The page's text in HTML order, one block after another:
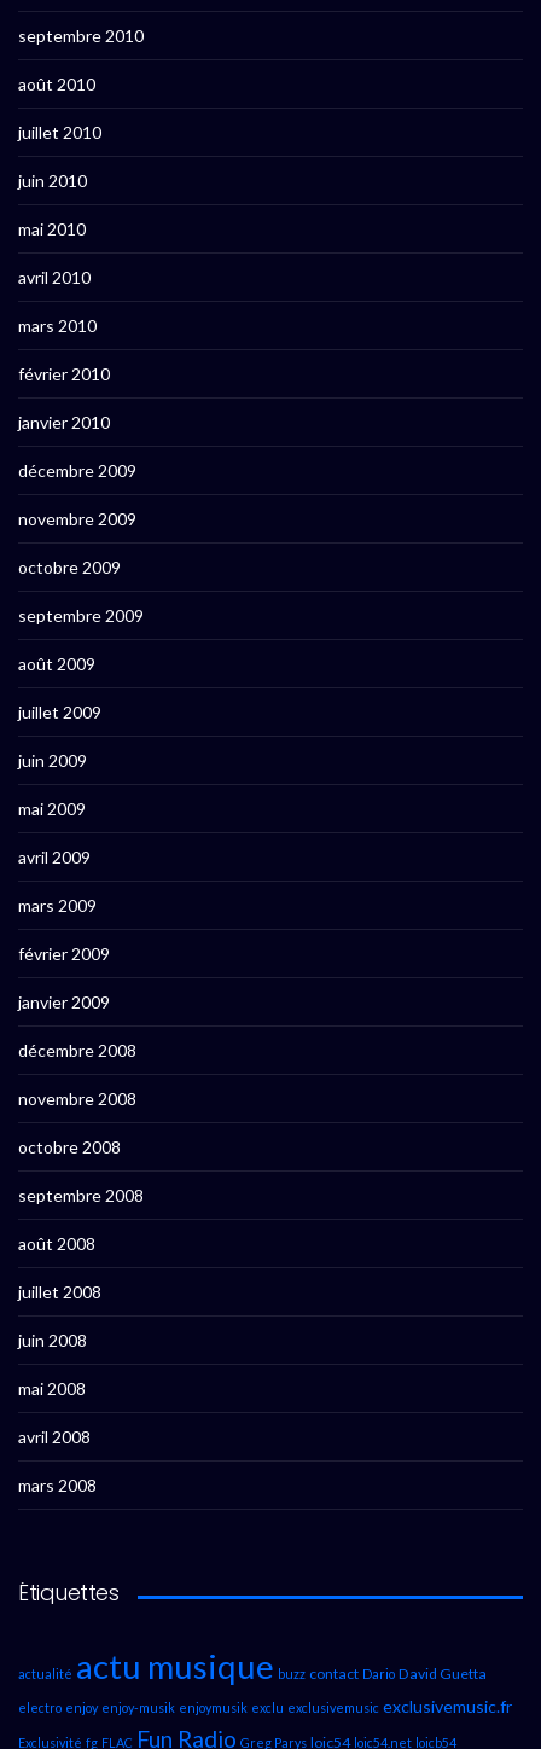
septembre 2010
août 2010
juillet 2010
juin 2010
mai 2010
avril 2010
mars 2010
février 2010
janvier 2010
décembre 2009
novembre 2009
octobre 2009
septembre 2009
août 2009
juillet 2009
juin 2009
mai 2009
avril 2009
mars 2009
février 2009
janvier 2009
décembre 2008
novembre 2008
octobre 2008
septembre 2008
août 2008
juillet 2008
juin 2008
mai 2008
avril 2008
mars 2008
Étiquettes
actualité actu musique buzz contact Dario David Guetta
electro enjoy enjoy-musik enjoymusik exclu exclusivemusic exclusivemusic.fr
Exclusivité fg FLAC Fun Radio Greg Parys loic54 loic54.net loicb54